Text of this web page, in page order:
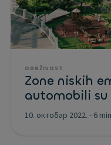
ODRŽIVOST
Zone niskih
automobili su
10. октобар 2022. - 6